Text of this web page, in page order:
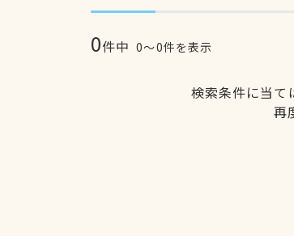
0件中 0〜0件を表示
検索条件に当て
再